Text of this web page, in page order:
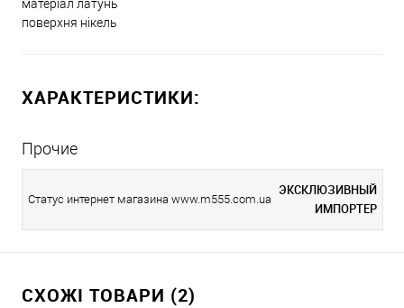
матеріал латунь
поверхня нікель
ХАРАКТЕРИСТИКИ:
Прочие
Статус интернет магазина www.m555.com.ua
ЭКСКЛЮЗИВНЫЙ
ИМПОРТЕР
СХОЖІ ТОВАРИ (2)